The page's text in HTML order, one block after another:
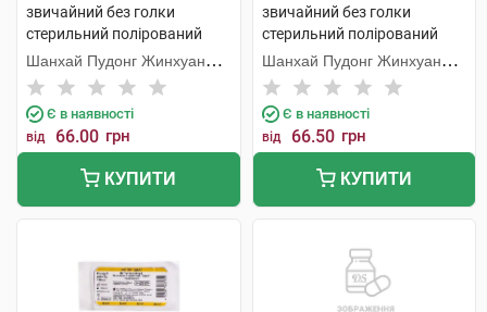
звичайний без голки
стерильний полірований
розмір 5 USP1 150 см 1 шт
Шанхай Пудонг Жинхуан
Медікал Продактс
Є в наявності
від 66.00 грн
КУПИТИ
звичайний без голки
стерильний полірований
розмір 3 USP3/0 150 см 1 шт
Шанхай Пудонг Жинхуан
Медікал Продактс
Є в наявності
від 66.50 грн
КУПИТИ